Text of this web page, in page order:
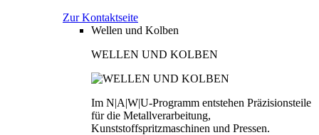
Zur Kontaktseite
Wellen und Kolben
WELLEN UND KOLBEN
Im N|A|W|U-Programm entstehen Präzisionsteile
für die Metallverarbeitung,
Kunststoffspritzmaschinen und Pressen.